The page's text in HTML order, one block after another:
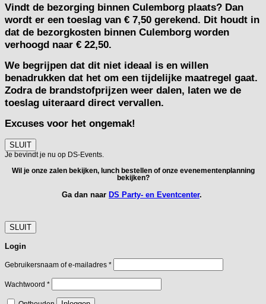
Vindt de bezorging binnen Culemborg plaats? Dan
wordt er een toeslag van € 7,50 gerekend. Dit houdt in
dat de bezorgkosten binnen Culemborg worden
verhoogd naar € 22,50.
We begrijpen dat dit niet ideaal is en willen
benadrukken dat het om een tijdelijke maatregel gaat.
Zodra de brandstofprijzen weer dalen, laten we de
toeslag uiteraard direct vervallen.
Excuses voor het ongemak!
SLUIT
Je bevindt je nu op DS-Events.
Wil je onze zalen bekijken, lunch bestellen of onze evenementenplanning
bekijken?
Ga dan naar DS Party- en Eventcenter.
SLUIT
Login
Gebruikersnaam of e-mailadres *Vereist
Wachtwoord *Vereist